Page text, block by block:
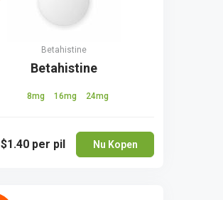
Betahistine
Betahistine
8mg 16mg 24mg
$1.40 per pil Nu Kopen